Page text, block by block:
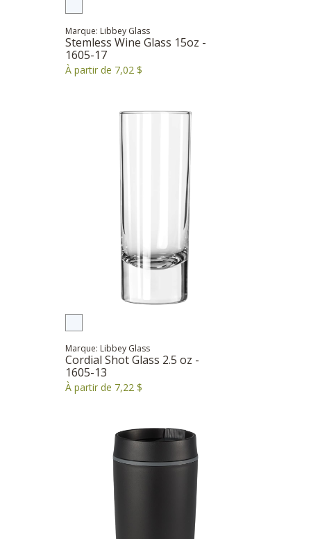
Marque: Libbey Glass
Stemless Wine Glass 15oz -
1605-17
À partir de 7,02 $
Marque: Libbey Glass
Cordial Shot Glass 2.5 oz -
1605-13
À partir de 7,22 $